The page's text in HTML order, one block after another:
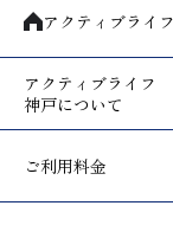
アクティブライ
アクティブライフ
神戸について
ご利用料金